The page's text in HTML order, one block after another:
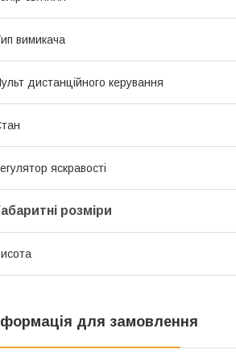
вимикача
дистанційного керування
яскравості
розміри
для замовлення